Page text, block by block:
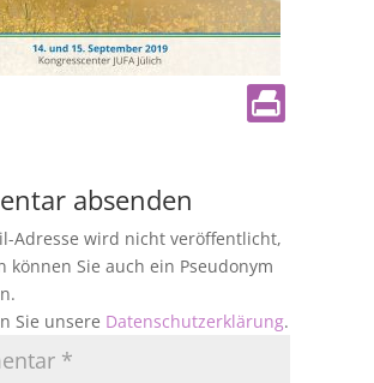
absenden
Adresse wird nicht veröffentlicht,
können Sie auch ein Pseudonym
Sie unsere Datenschutzerklärung.